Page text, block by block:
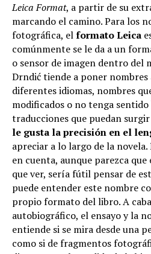
Leica Format, a partir de su
marcando el camino. Para los
fotográfica, elformato Leica
comúnmente se le da a un
o sensor de imagen dentro del
Drndić tiende a poner nombres
diferentes idiomas, nombres
modificados o no tenga
traducciones que puedan surgir
le gusta la precisión en el
apreciar a lo largo de la
en cuenta, aunque parezca
que ver, sería fútil pensar de
puede entender este nombre
propio formato del libro. A
autobiográfico, el ensayo y la
entiende si se mira desde una
como si de fragmentos